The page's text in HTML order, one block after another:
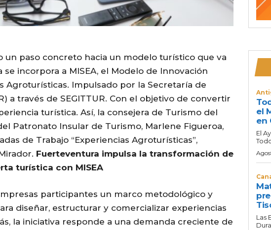
un paso concreto hacia un modelo turístico que va
se incorpora a MISEA, el Modelo de Innovación
Agroturísticas. Impulsado por la Secretaría de
a través de SEGITTUR. Con el objetivo de convertir
turística. Así, la consejera de Turismo del
Patronato Insular de Turismo, Marlene Figueroa,
de Trabajo “Experiencias Agroturísticas”,
Fuerteventura impulsa la transformación de
turística con MISEA
participantes un marco metodológico y
diseñar, estructurar y comercializar experiencias
la iniciativa responde a una demanda creciente de
el
en
El
Las